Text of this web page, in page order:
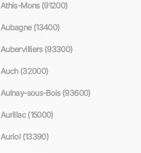
Athis-Mons (91200)
Aubagne (13400)
Aubervilliers (93300)
Auch (32000)
Aulnay-sous-Bois (93600)
Aurillac (15000)
Auriol (13390)